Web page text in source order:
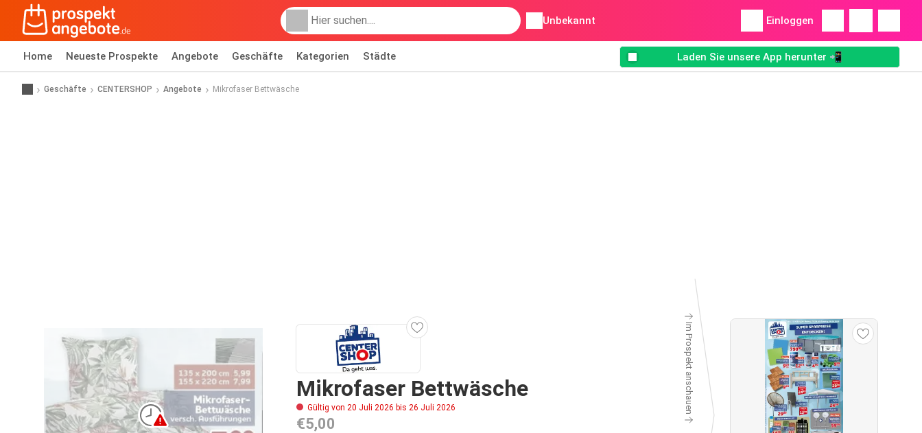
Unbekannt Einloggen
Home Neueste Prospekte Angebote Geschäfte Kategorien Städte Laden Sie unsere App herunter 📲
Geschäfte CENTERSHOP Angebote Mikrofaser Bettwäsche
Mikrofaser Bettwäsche
Gültig von 20 Juli 2026 bis 26 Juli 2026
€5,00
Im Prospekt anschauen